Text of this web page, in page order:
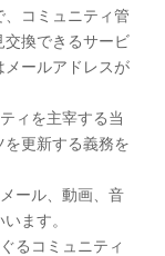
コミュニティ管
換できるサービ
メールアドレスが
ィを主宰する当
更新する義務を
ール、動画、音
ます。
るコミュニティ